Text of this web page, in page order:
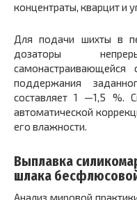
концентраты, кварцит и
Для подачи шихты в
дозаторы
самонастраивающейся
поддержания
составляет 1 —1,5 %.
автоматической
его влажности.
Выплавка
шлака
Анализ мировой